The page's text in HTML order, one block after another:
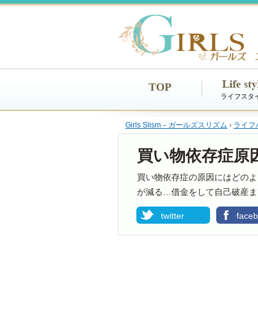
TOP
ライフスタ
Girls Slism－ガールズスリズム › ライフ
買い物依存症原
買い物依存症の原因にはどの
が減る…借金をして自己破産ま
twitter